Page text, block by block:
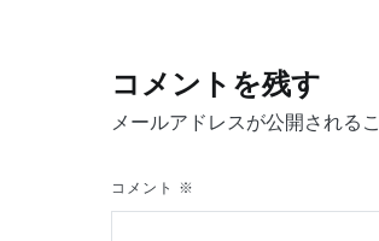
ナ
ビ
ゲ
コメントを残す
メールアドレスが公開される
コメント ※